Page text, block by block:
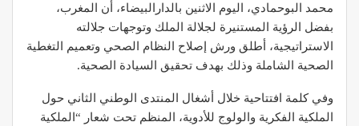
محمد البوحمادي، اليوم الاثنين بالدارالبيضاء، أن المغرب،
بفضل الرؤية المستنيرة لجلالة الملك وتوجهات جلالته
الاستراتيجية، أطلق ورش إصلاح النظام الصحي وتعميم التغطية
الصحية الشاملة وذلك بهدف تحقيق السيادة الصحية.
وفي كلمة افتتاحية خلال أشغال المنتدى الوطني الثاني حول
الملكية الفكرية والولوج للأدوية، المنظم تحت شعار “الملكية